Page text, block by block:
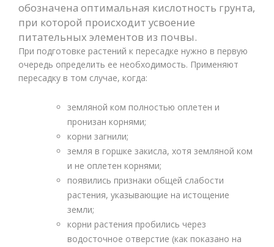
обозначена оптимальная кислотность грунта,
при которой происходит усвоение
питательных элементов из почвы.
При подготовке растений к пересадке нужно в первую
очередь определить ее необходимость. Применяют
пересадку в том случае, когда:
земляной ком полностью оплетен и
пронизан корнями;
корни загнили;
земля в горшке закисла, хотя земляной ком
и не оплетен корнями;
появились признаки общей слабости
растения, указывающие на истощение
земли;
корни растения пробились через
водосточное отверстие (как показано на